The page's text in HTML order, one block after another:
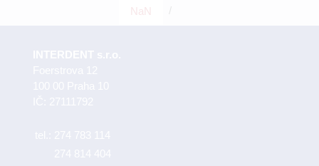
NaN /